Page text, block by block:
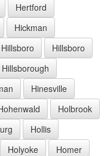
Hertford
Hickman
Hillsboro
Hillsboro
Hillsborough
Hinesville
Holbrook
Hollis
Holyoke
Homer